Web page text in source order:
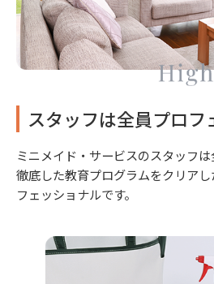
スタッフは全員プロフ
ミニメイド・サービスのスタッフ
徹底した教育プログラムをクリア
フェッショナルです。